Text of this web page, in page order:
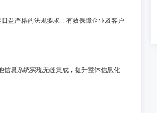
益严格的法规要求，有效保障企业及客户
信息系统实现无缝集成，提升整体信息化